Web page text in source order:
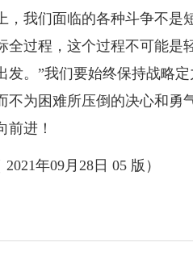
，我们面临的各种斗争不是
全过程，这个过程不可能是
发。”我们要始终保持战略
不为困难所压倒的决心和勇
前进！
年09月28日 05 版）